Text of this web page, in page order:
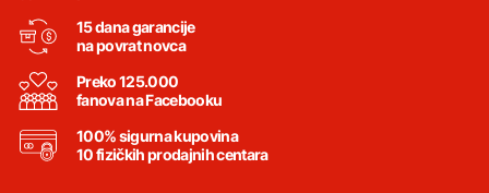
15 dana garancije
na povrat novca
Preko 125.000
fanova na Facebooku
100% sigurna kupovina
10 fizičkih prodajnih centara